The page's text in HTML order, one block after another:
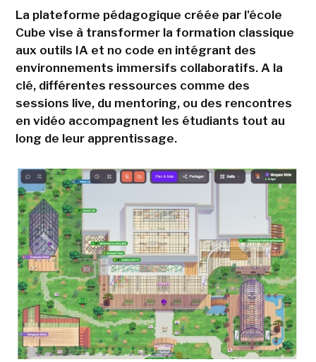
La plateforme pédagogique créée par l'école
Cube vise à transformer la formation classique
aux outils IA et no code en intégrant des
environnements immersifs collaboratifs. A la
clé, différentes ressources comme des
sessions live, du mentoring, ou des rencontres
en vidéo accompagnent les étudiants tout au
long de leur apprentissage.